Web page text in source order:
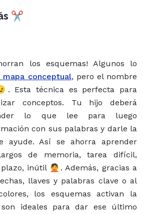
✂
los esquemas! Algunos lo
mapa conceptual, pero el nombre
Esta técnica es perfecta para
conceptos. Tu hijo deberá
lo que lee para luego
con sus palabras y darle la
ayude. Así se ahorra aprender
de memoria, tarea difícil,
inútil 🙅. Además, gracias a
llaves y palabras clave o al
los esquemas activan la
ideales para dar ese último